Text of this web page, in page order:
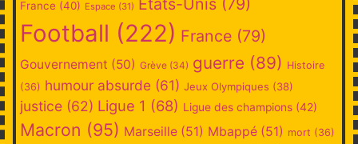
France (40) Espace (31) Etats-Unis (79)
Football (222) France (79)
Gouvernement (50) Grève (34) guerre (89) Histoire
(36) humour absurde (61) Jeux Olympiques (38)
justice (62) Ligue 1 (68) Ligue des champions (42)
Macron (95) Marseille (51) Mbappé (51) mort (36)